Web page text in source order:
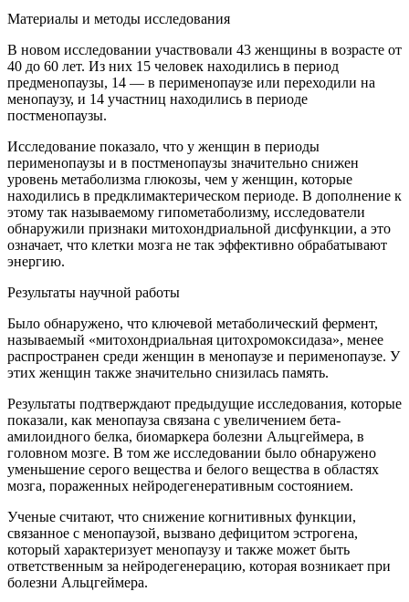
Материалы и методы исследования
В новом исследовании участвовали 43 женщины в возрасте от
40 до 60 лет. Из них 15 человек находились в период
предменопаузы, 14 — в перименопаузе или переходили на
менопаузу, и 14 участниц находились в периоде
постменопаузы.
Исследование показало, что у женщин в периоды
перименопаузы и в постменопаузы значительно снижен
уровень метаболизма глюкозы, чем у женщин, которые
находились в предклимактерическом периоде. В дополнение к
этому так называемому гипометаболизму, исследователи
обнаружили признаки митохондриальной дисфункции, а это
означает, что клетки мозга не так эффективно обрабатывают
энергию.
Результаты научной работы
Было обнаружено, что ключевой метаболический фермент,
называемый «митохондриальная цитохромоксидаза», менее
распространен среди женщин в менопаузе и перименопаузе. У
этих женщин также значительно снизилась память.
Результаты подтверждают предыдущие исследования, которые
показали, как менопауза связана с увеличением бета-
амилоидного белка, биомаркера болезни Альцгеймера, в
головном мозге. В том же исследовании было обнаружено
уменьшение серого вещества и белого вещества в областях
мозга, пораженных нейродегенеративным состоянием.
Ученые считают, что снижение когнитивных функции,
связанное с менопаузой, вызвано дефицитом эстрогена,
который характеризует менопаузу и также может быть
ответственным за нейродегенерацию, которая возникает при
болезни Альцгеймера.